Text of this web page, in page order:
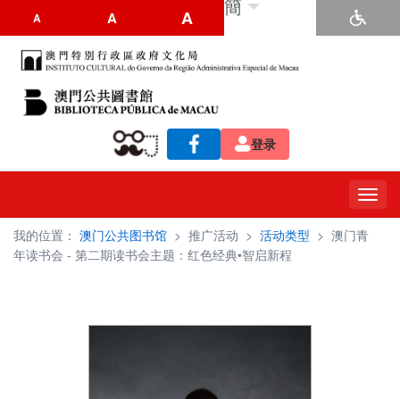
A A A 簡
登录
我的位置： 澳门公共图书馆 > 推广活动 > 活动类型 > 澳门青
年读书会 - 第二期读书会主题：红色经典•智启新程